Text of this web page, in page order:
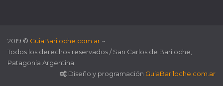
2019 © GuiaBariloche.com.ar ~
Todos los derechos reservados / San Carlos de Bariloche,
Patagonia Argentina
Diseño y programación GuiaBariloche.com.ar